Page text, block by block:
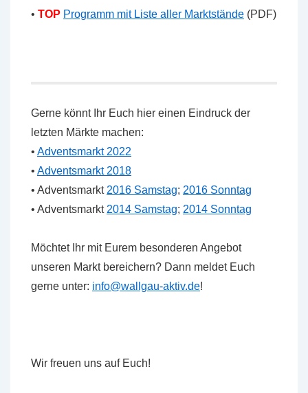
• TOP Programm mit Liste aller Marktstände (PDF)
Gerne könnt Ihr Euch hier einen Eindruck der
letzten Märkte machen:
• Adventsmarkt 2022
• Adventsmarkt 2018
• Adventsmarkt 2016 Samstag; 2016 Sonntag
• Adventsmarkt 2014 Samstag; 2014 Sonntag
Möchtet Ihr mit Eurem besonderen Angebot
unseren Markt bereichern? Dann meldet Euch
gerne unter: info@wallgau-aktiv.de!
Wir freuen uns auf Euch!